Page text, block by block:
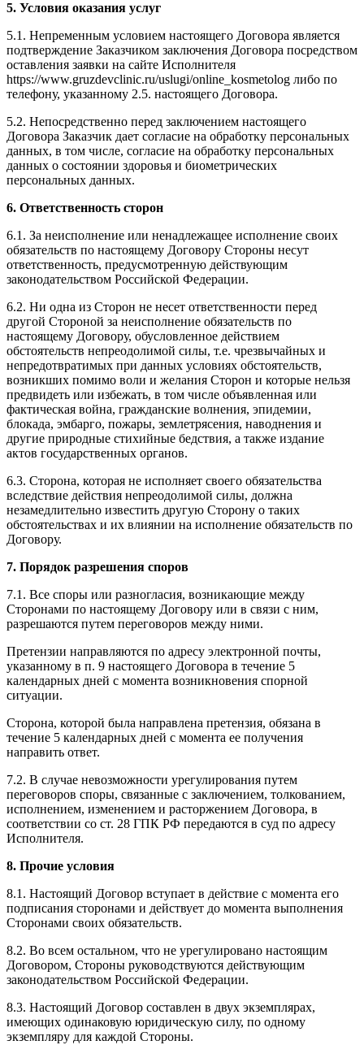
5. Условия оказания услуг
5.1. Непременным условием настоящего Договора является
подтверждение Заказчиком заключения Договора посредством
оставления заявки на сайте Исполнителя
https://www.gruzdevclinic.ru/uslugi/online_kosmetolog либо по
телефону, указанному 2.5. настоящего Договора.
5.2. Непосредственно перед заключением настоящего
Договора Заказчик дает согласие на обработку персональных
данных, в том числе, согласие на обработку персональных
данных о состоянии здоровья и биометрических
персональных данных.
6. Ответственность сторон
6.1. За неисполнение или ненадлежащее исполнение своих
обязательств по настоящему Договору Стороны несут
ответственность, предусмотренную действующим
законодательством Российской Федерации.
6.2. Ни одна из Сторон не несет ответственности перед
другой Стороной за неисполнение обязательств по
настоящему Договору, обусловленное действием
обстоятельств непреодолимой силы, т.е. чрезвычайных и
непредотвратимых при данных условиях обстоятельств,
возникших помимо воли и желания Сторон и которые нельзя
предвидеть или избежать, в том числе объявленная или
фактическая война, гражданские волнения, эпидемии,
блокада, эмбарго, пожары, землетрясения, наводнения и
другие природные стихийные бедствия, а также издание
актов государственных органов.
6.3. Сторона, которая не исполняет своего обязательства
вследствие действия непреодолимой силы, должна
незамедлительно известить другую Сторону о таких
обстоятельствах и их влиянии на исполнение обязательств по
Договору.
7. Порядок разрешения споров
7.1. Все споры или разногласия, возникающие между
Сторонами по настоящему Договору или в связи с ним,
разрешаются путем переговоров между ними.
Претензии направляются по адресу электронной почты,
указанному в п. 9 настоящего Договора в течение 5
календарных дней с момента возникновения спорной
ситуации.
Сторона, которой была направлена претензия, обязана в
течение 5 календарных дней с момента ее получения
направить ответ.
7.2. В случае невозможности урегулирования путем
переговоров споры, связанные с заключением, толкованием,
исполнением, изменением и расторжением Договора, в
соответствии со ст. 28 ГПК РФ передаются в суд по адресу
Исполнителя.
8. Прочие условия
8.1. Настоящий Договор вступает в действие с момента его
подписания сторонами и действует до момента выполнения
Сторонами своих обязательств.
8.2. Во всем остальном, что не урегулировано настоящим
Договором, Стороны руководствуются действующим
законодательством Российской Федерации.
8.3. Настоящий Договор составлен в двух экземплярах,
имеющих одинаковую юридическую силу, по одному
экземпляру для каждой Стороны.